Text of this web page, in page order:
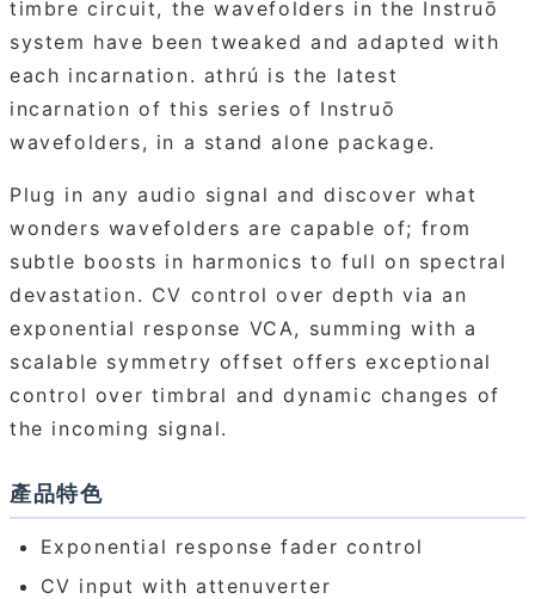
timbre circuit, the wavefolders in the Instruō
system have been tweaked and adapted with
each incarnation. athrú is the latest
incarnation of this series of Instruō
wavefolders, in a stand alone package.
Plug in any audio signal and discover what
wonders wavefolders are capable of; from
subtle boosts in harmonics to full on spectral
devastation. CV control over depth via an
exponential response VCA, summing with a
scalable symmetry offset offers exceptional
control over timbral and dynamic changes of
the incoming signal.
產品特色
Exponential response fader control
CV input with attenuverter